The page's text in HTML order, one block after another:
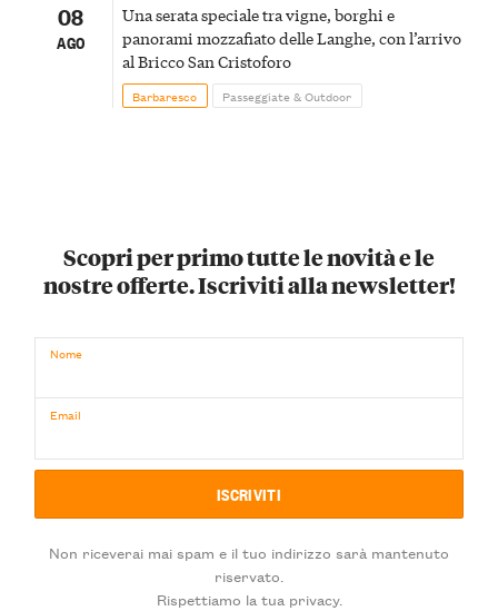
08
AGO
Una serata speciale tra vigne, borghi e
panorami mozzafiato delle Langhe, con l’arrivo
al Bricco San Cristoforo
Barbaresco Passeggiate & Outdoor
Scopri per primo tutte le novità e le
nostre offerte. Iscriviti alla newsletter!
Nome
Email
Non riceverai mai spam e il tuo indirizzo sarà mantenuto
riservato.
Rispettiamo la tua privacy.